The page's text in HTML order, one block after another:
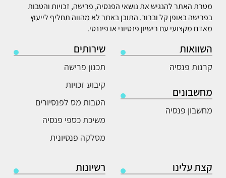
מטרת האתר להנגיש את נושאי הפנסיה, פרישה, זכויות והטבות
בפרישה באופן קל וברור. התוכן באתר לא מהווה תחליף לייעוץ
מאדם מקצועי עם רישיון פנסיוני או פיננסי.
השוואות
קרנות פנסיה
מחשבונים
מחשבון פנסיה
שירותים
תכנון פרישה
קיבוע זכויות
הטבות מס לפנסיורים
משיכת כספי פנסיה
מסלקה פנסיונית
קצת עלינו רשיונות